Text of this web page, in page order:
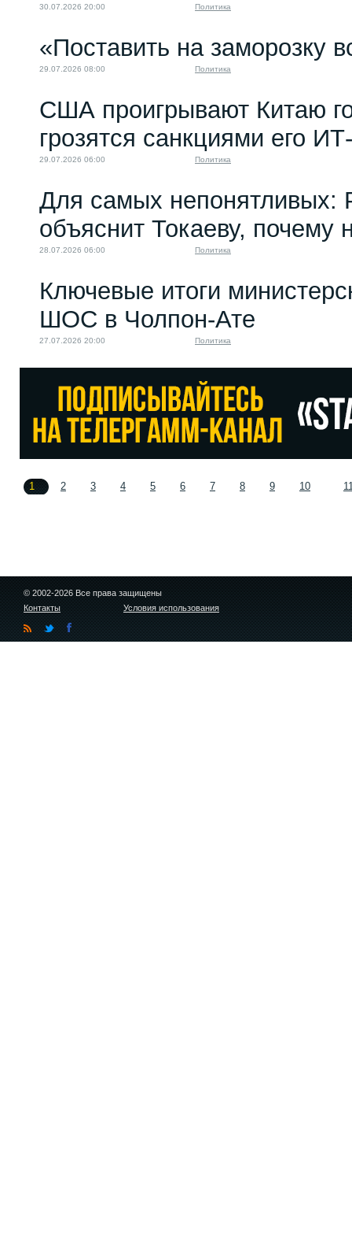
30.07.2026 20:00 Политика
«Поставить на заморозку
29.07.2026 08:00 Политика
США проигрывают Китаю
грозятся санкциями его
29.07.2026 06:00 Политика
Для самых непонятливых:
объяснит Токаеву,
28.07.2026 06:00 Политика
Ключевые итоги
ШОС в Чолпон-Ате
27.07.2026 20:00 Политика
1 2 3 4 5 6 7 8 9 10
© 2002-2026 Все права защищены
Контакты
Условия использования